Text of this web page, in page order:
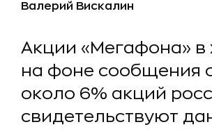
Валерий Вискалин
Акции «Мегафона» в
на фоне сообщения
около 6% акций
свидетельствуют